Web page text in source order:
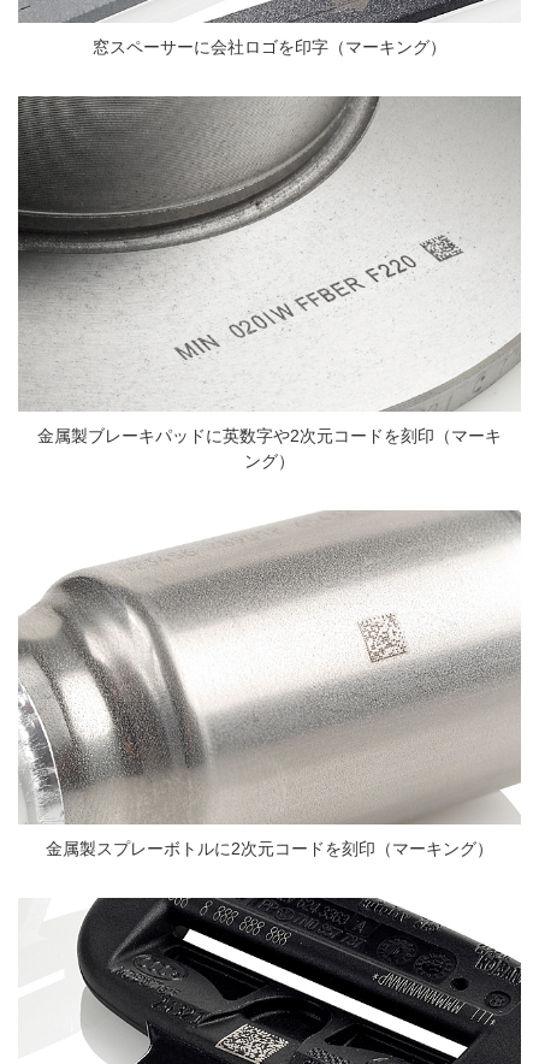
窓スペーサーに会社ロゴを印字（マーキング）
金属製ブレーキパッドに英数字や2次元コードを刻印（マーキ
ング）
金属製スプレーボトルに2次元コードを刻印（マーキング）